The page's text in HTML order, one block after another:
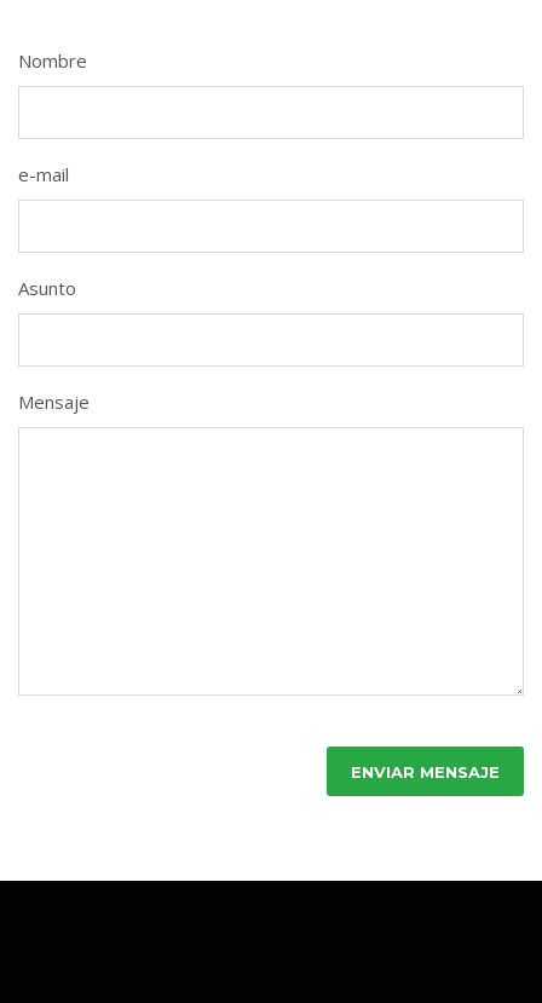
Nombre
e-mail
Asunto
Mensaje
ENVIAR MENSAJE